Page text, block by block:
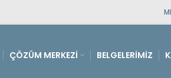
ÇÖZÜM MERKEZI BELGELERIMIZ